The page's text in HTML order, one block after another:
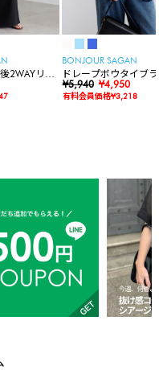
2WAYリブ
BONJOUR SAGAN
ドレープボウタイブ
ス
¥5,940 ¥4,950
有料会員価格¥3,218